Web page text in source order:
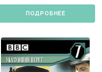
ПОДРОБНЕЕ